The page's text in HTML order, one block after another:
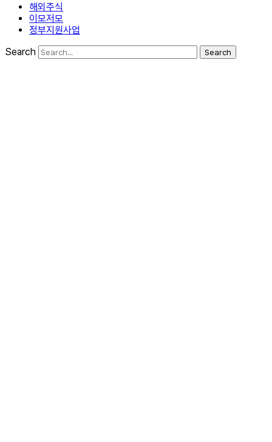
해외주식
이모저모
정부지원사업
Search
Search